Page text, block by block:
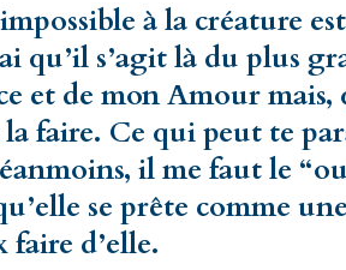
à la créature
qu’il s’agit là du plus
et de mon Amour
la faire. Ce qui peut te
il me faut le
se prête comme
d’elle.